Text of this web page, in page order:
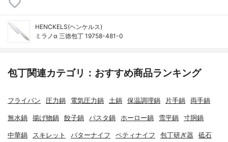
HENCKELS(ヘンケルス)
ミラノα 三徳包丁 19758-481-0
包丁関連カテゴリ：おすすめ商品ランキング
フライパン 圧力鍋 電気圧力鍋 土鍋 保温調理鍋 片手鍋 両手鍋
無水鍋 揚げ物鍋 餃子鍋 パスタ鍋 ホーロー鍋 雪平鍋 寸胴鍋
中華鍋 スキレット バターナイフ ペティナイフ 包丁研ぎ器 砥石